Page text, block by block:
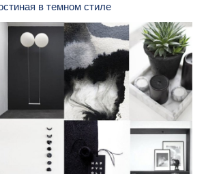
в темном стиле